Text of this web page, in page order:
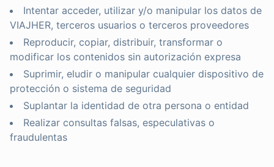
Intentar acceder, utilizar y/o manipular los datos de
VIAJHER, terceros usuarios o terceros proveedores
Reproducir, copiar, distribuir, transformar o
modificar los contenidos sin autorización expresa
Suprimir, eludir o manipular cualquier dispositivo de
protección o sistema de seguridad
Suplantar la identidad de otra persona o entidad
Realizar consultas falsas, especulativas o
fraudulentas